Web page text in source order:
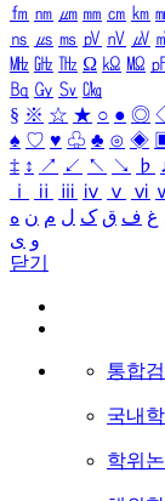
㎙ ㎚ ㎛ ㎜ ㎝ ㎞
㎱ ㎲ ㎳ ㎴ ㎵ ㎶
㎒ ㎓ ㎔ Ω ㏀ ㏁
㏃ ㏉ ㏜ ㏆
§ ※ ☆ ★ ○ ● ◎
♠ ♡ ♥ ♧ ♣ ⊙ ◈
‡ ↕ ↗ ↙ ↖ ↘ ♭
ⅰ
ⅱ ⅲ ⅳ ⅴ ⅵ
غ ف ق ک ل م ن ه
و ی
닫기
통합
국내
학위